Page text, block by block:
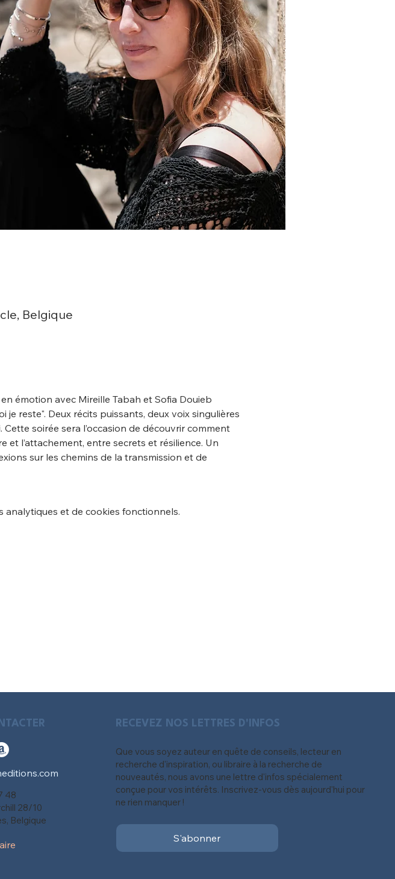
Belgique
émotion avec Mireille Tabah et Sofia Douieb
reste". Deux récits puissants, deux voix singulières
soirée sera l’occasion de découvrir comment
et l’attachement, entre secrets et résilience. Un
sur les chemins de la transmission et de
et de cookies fonctionnels.
48
28/10
Belgique
RECEVEZ NOS LETTRES D'INFOS
Que vous soyez auteur en quête de conseils, lecteur en
recherche d'inspiration, ou libraire à la recherche de
nouveautés, nous avons une lettre d'infos spécialement
conçue pour vos intérêts. Inscrivez-vous dès aujourd'hui pour
ne rien manquer !
S'abonner